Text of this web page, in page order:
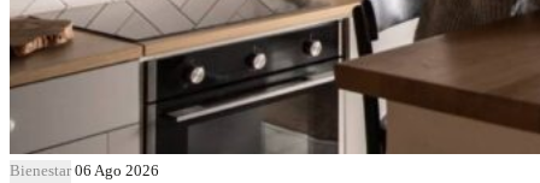
Bienestar 06 Ago 2026